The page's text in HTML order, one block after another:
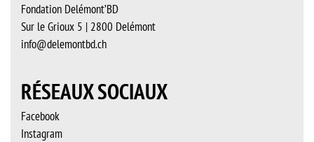
Fondation Delémont’BD
Sur le Grioux 5 | 2800 Delémont
info@delemontbd.ch
RÉSEAUX SOCIAUX
Facebook
Instagram